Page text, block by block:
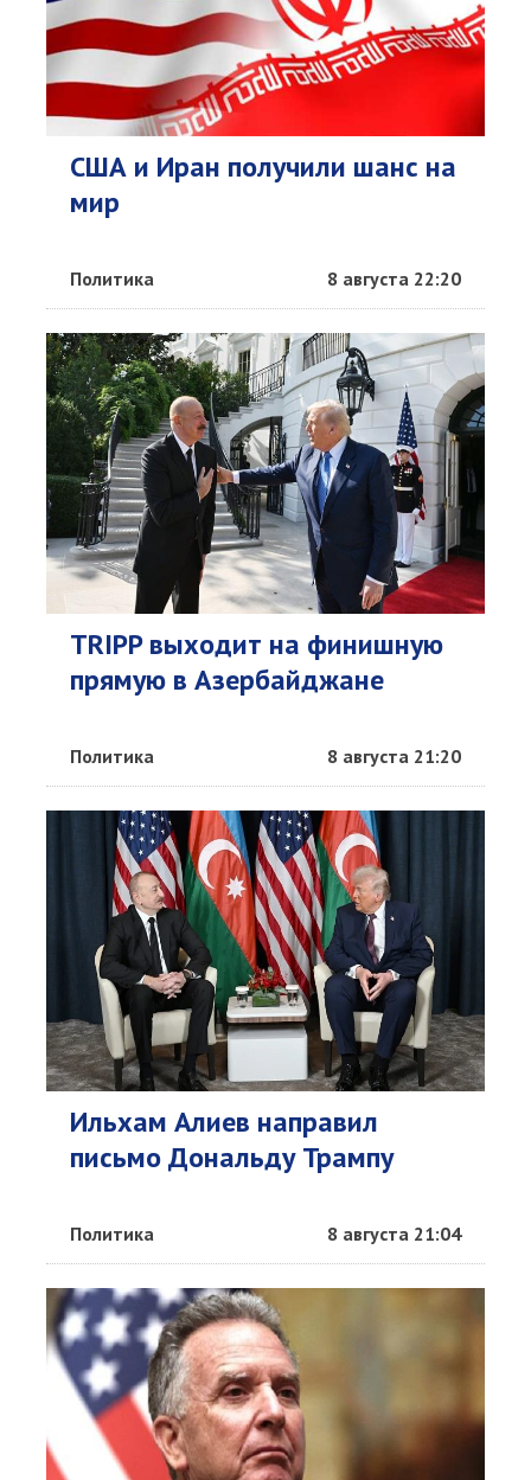
США и Иран получили шанс на
мир
Политика 8 августа 22:20
TRIPP выходит на финишную
прямую в Азербайджане
Политика 8 августа 21:20
Ильхам Алиев направил
письмо Дональду Трампу
Политика 8 августа 21:04